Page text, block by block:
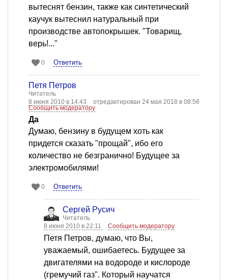
вытеснят бензин, также как синтетический
каучук вытеснил натуральный при
производстве автопокрышек. "Товарищ,
верь!..."
0 Ответить
Петя Петров
Читатель
8 июня 2010 в 14:43
отредактирован 24 мая 2018 в 08:56
Сообщить модератору
Да
Думаю, бензину в будущем хоть как
придется сказать "прощай", ибо его
количество не безгранично! Будущее за
электромобилями!
0 Ответить
Сергей Русич
Читатель
8 июня 2010 в 22:11
Сообщить модератору
Петя Петров, думаю, что Вы,
уважаемый, ошибаетесь. Будущее за
двигателями на водороде и кислороде
(гремучий газ". Который научатся